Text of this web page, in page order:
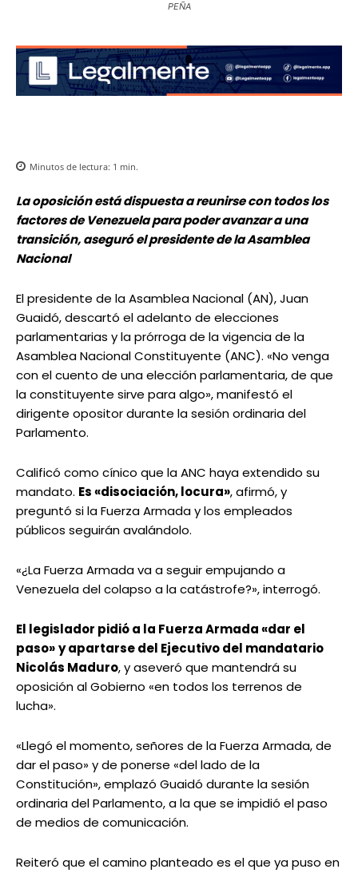
PEÑA
Minutos de lectura: 1 min.
La oposición está dispuesta a reunirse con todos los
factores de Venezuela para poder avanzar a una
transición, aseguró el presidente de la Asamblea
Nacional
El presidente de la Asamblea Nacional (AN), Juan
Guaidó, descartó el adelanto de elecciones
parlamentarias y la prórroga de la vigencia de la
Asamblea Nacional Constituyente (ANC). «No venga
con el cuento de una elección parlamentaria, de que
la constituyente sirve para algo», manifestó el
dirigente opositor durante la sesión ordinaria del
Parlamento.
Calificó como cínico que la ANC haya extendido su
mandato. Es «disociación, locura», afirmó, y
preguntó si la Fuerza Armada y los empleados
públicos seguirán avalándolo.
«¿La Fuerza Armada va a seguir empujando a
Venezuela del colapso a la catástrofe?», interrogó.
El legislador pidió a la Fuerza Armada «dar el
paso»y apartarse del Ejecutivo del mandatario
Nicolás Maduro, y aseveró que mantendrá su
oposición al Gobierno «en todos los terrenos de
lucha».
«Llegó el momento, señores de la Fuerza Armada, de
dar el paso» y de ponerse «del lado de la
Constitución», emplazó Guaidó durante la sesión
ordinaria del Parlamento, a la que se impidió el paso
de medios de comunicación.
Reiteró que el camino planteado es el que ya puso en